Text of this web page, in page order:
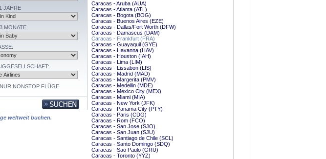
JAHRE
MONATE
NUR NONSTOP FLÜGE
weltweit buchen.
Caracas - Aruba (AUA)
Caracas - Atlanta (ATL)
Caracas - Bogota (BOG)
Caracas - Buenos Aires (EZE)
Caracas - Dallas/Fort Worth (DFW)
Caracas - Damascus (DAM)
Caracas - Frankfurt (FRA)
Caracas - Guayaquil (GYE)
Caracas - Havanna (HAV)
Caracas - Houston (IAH)
Caracas - Lima (LIM)
Caracas - Lissabon (LIS)
Caracas - Madrid (MAD)
Caracas - Margerita (PMV)
Caracas - Medellin (MDE)
Caracas - Mexico City (MEX)
Caracas - Miami (MIA)
Caracas - New York (JFK)
Caracas - Panama City (PTY)
Caracas - Paris (CDG)
Caracas - Rom (FCO)
Caracas - San Jose (SJO)
Caracas - San Juan (SJU)
Caracas - Santiago de Chile (SCL)
Caracas - Santo Domingo (SDQ)
Caracas - Sao Paulo (GRU)
Caracas - Toronto (YYZ)